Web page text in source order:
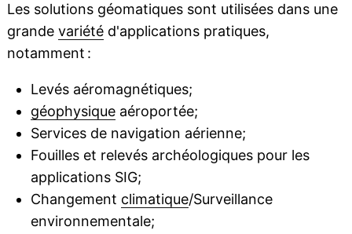
Les solutions géomatiques sont utilisées dans une
grande variétéd'applications pratiques,
notamment :
Levés aéromagnétiques;
géophysiqueaéroportée;
Services de navigation aérienne;
Fouilles et relevés archéologiques pour les
applications SIG;
Changement climatique/Surveillance
environnementale;